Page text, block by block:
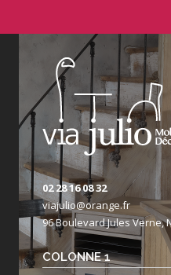
02 28 16 08 32
viajulio@orange.fr
96 Boulevard Jules Verne,
COLONNE 1